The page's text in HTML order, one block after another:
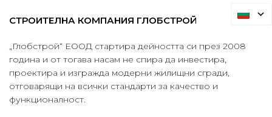
СТРОИТЕЛНА КОМПАНИЯ ГЛОБСТРОЙ
„Глобстрой“ ЕООД стартира дейността си през 2008
година и от тогава насам не спира да инвестира,
проектира и изгражда модерни жилищни сгради,
отговарящи на всички стандарти за качество и
функционалност.